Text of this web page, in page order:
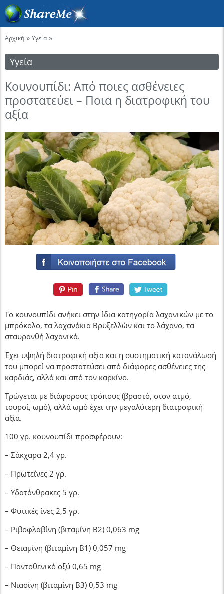
Αρχική » Υγεία »
Υγεία
Κουνουπίδι: Από ποιες ασθένειες
προστατεύει – Ποια η διατροφική του
αξία
Το κουνουπίδι ανήκει στην ίδια κατηγορία λαχανικών με το
μπρόκολο, τα λαχανάκια Βρυξελλών και το λάχανο, τα
σταυρανθή λαχανικά.
Έχει υψηλή διατροφική αξία και η συστηματική κατανάλωσή
του μπορεί να προστατεύσει από διάφορες ασθένειες της
καρδιάς, αλλά και από τον καρκίνο.
Τρώγεται με διάφορους τρόπους (βραστό, στον ατμό,
τουρσί, ωμό), αλλά ωμό έχει την μεγαλύτερη διατροφική
αξία.
100 γρ. κουνουπίδι προσφέρουν:
– Σάκχαρα 2,4 γρ.
– Πρωτεΐνες 2 γρ.
– Υδατάνθρακες 5 γρ.
– Φυτικές ίνες 2,5 γρ.
– Ριβοφλαβίνη (βιταμίνη Β2) 0,063 mg
– Θειαμίνη (βιταμίνη Β1) 0,057 mg
– Παντοθενικό οξύ 0,65 mg
– Νιασίνη (βιταμίνη Β3) 0,53 mg